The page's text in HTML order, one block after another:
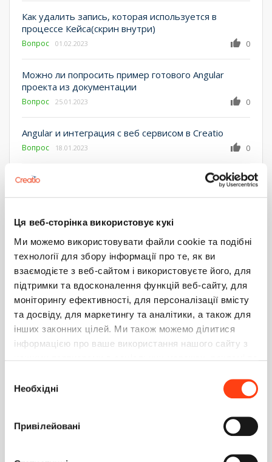
Ця веб-сторінка використовує кукі
Ми можемо використовувати файли cookie та подібні
технології для збору інформації про те, як ви
взаємодієте з веб-сайтом і використовуєте його, для
підтримки та вдосконалення функцій веб-сайту, для
моніторингу ефективності, для персоналізації вмісту
та досвіду, для маркетингу та аналітики, а також для
інших законних цілей. Ми також можемо ділитися
інформацією про ваше використання нашого сайту з
інформацією, яку ви їм надали або яку вони зібрали
під час використання вами їхніх послуг. Детальніше
згоди
Необхідні
Привілейовані
Как удалить запись, которая используется в
процессе Кейса(скрин внутри)
Вопрос 0
01.02.2023
Можно ли попросить пример готового Angular
проекта из документации
Вопрос 0
25.01.2023
Angular и интеграция с веб сервисом в Creatio
Вопрос 0
18.01.2023
Как в запросе Select(orm) установить локализацию
Как указать определенного пользователя в
анонимном веб сервисе?
09.01.2023
При переносе пакета с 7 на 8 версию выходят
ошибки
Вопрос 0
Привязка названия к атрибуту в разделе
Ошибки при замещении объекта Активонсть
При вызове веб сервиса через анонимный вызов,